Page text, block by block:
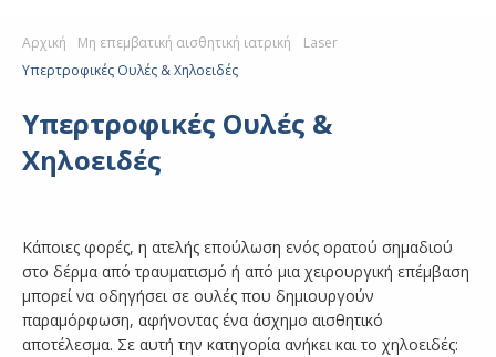
Αρχική Μη επεμβατική αισθητική ιατρική
Laser
Υπερτροφικές Ουλές & Χηλοειδές
Υπερτροφικές Ουλές &
Χηλοειδές
Κάποιες φορές, η ατελής επούλωση ενός ορατού σημαδιού
στο δέρμα από τραυματισμό ή από μια χειρουργική επέμβαση
μπορεί να οδηγήσει σε ουλές που δημιουργούν
παραμόρφωση, αφήνοντας ένα άσχημο αισθητικό
αποτέλεσμα. Σε αυτή την κατηγορία ανήκει και το χηλοειδές: